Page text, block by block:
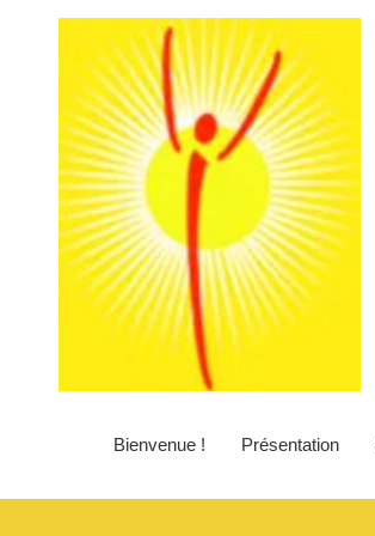
Bienvenue ! Présentation